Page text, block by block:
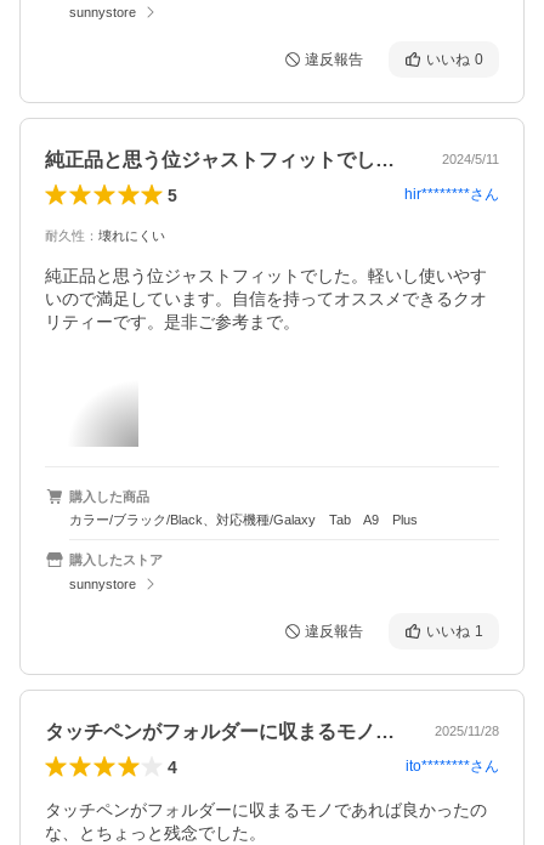
sunnystore
違反報告 いいね 0
純正品と思う位ジャストフィットでした。… 2024/5/11
5 hir********さん
耐久性 ： 壊れにくい
純正品と思う位ジャストフィットでした。軽いし使いやす
いので満足しています。自信を持ってオススメできるクオ
リティーです。是非ご参考まで。
購入した商品
カラー/ブラック/Black、対応機種/Galaxy Tab A9 Plus
購入したストア
sunnystore
違反報告 いいね 1
タッチペンがフォルダーに収まるモノであ… 2025/11/28
4 ito********さん
タッチペンがフォルダーに収まるモノであれば良かったの
な、とちょっと残念でした。